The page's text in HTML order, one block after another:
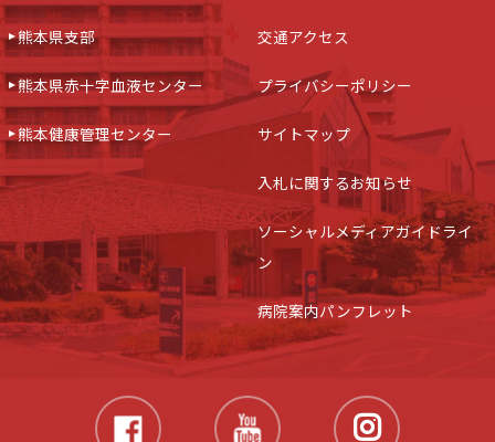
熊本県支部
熊本県赤十字血液センター
熊本健康管理センター
交通アクセス
プライバシーポリシー
サイトマップ
入札に関するお知らせ
ソーシャルメディアガイドライ
ン
病院案内パンフレット